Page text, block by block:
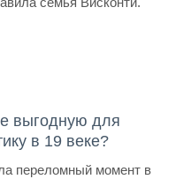
выгодную для
в 19 веке?
переломный момент в